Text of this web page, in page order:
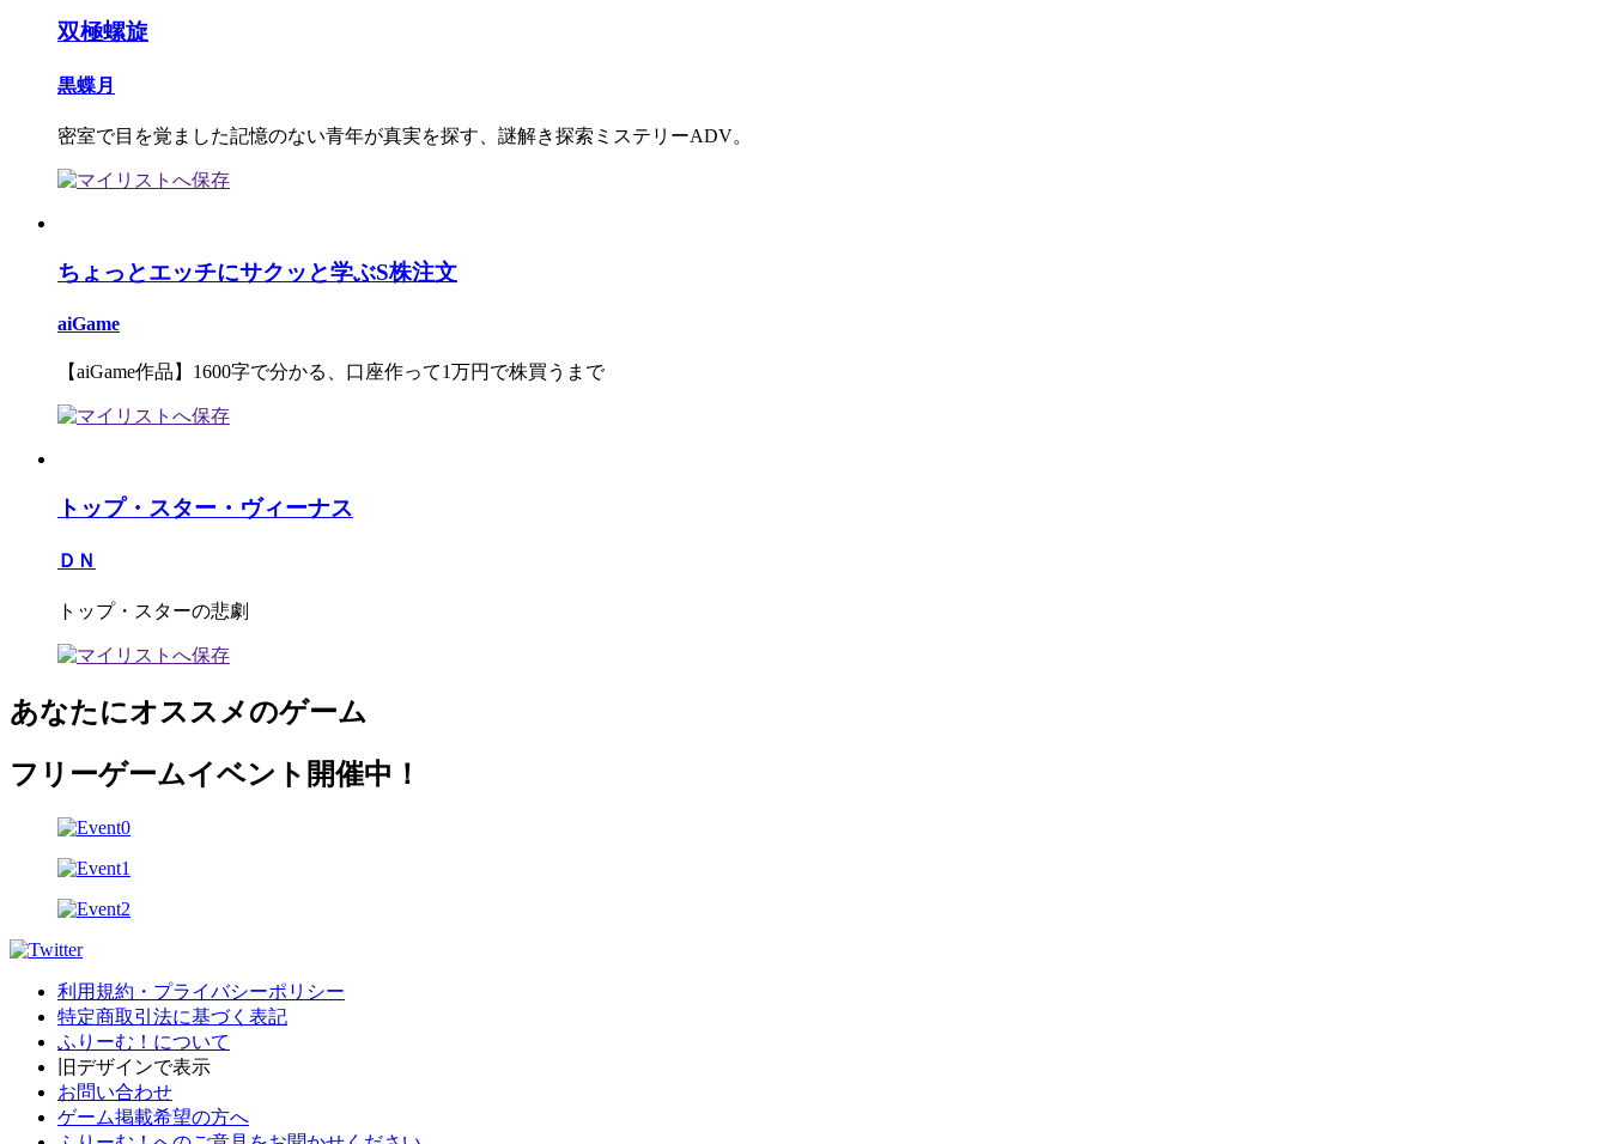
双極螺旋
黒蝶月
密室で目を覚ました記憶のない青年が真実を探す、謎解き探索ミステリーADV。
ちょっとエッチにサクッと学ぶS株注文
aiGame
【aiGame作品】1600字で分かる、口座作って1万円で株買うまで
トップ・スター・ヴィーナス
ＤＮ
トップ・スターの悲劇
あなたにオススメのゲーム
フリーゲームイベント開催中！
利用規約・プライバシーポリシー
特定商取引法に基づく表記
ふりーむ！について
旧デザインで表示
お問い合わせ
ゲーム掲載希望の方へ